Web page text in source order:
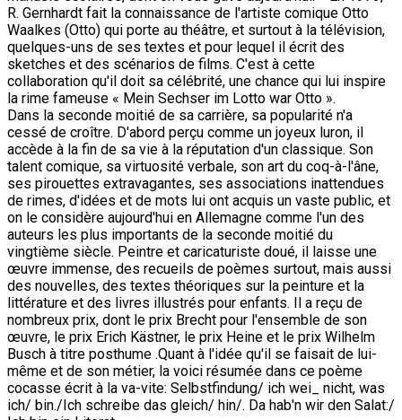
R. Gernhardt fait la connaissance de l'artiste comique Otto
Waalkes (Otto) qui porte au théâtre, et surtout à la télévision,
quelques-uns de ses textes et pour lequel il écrit des
sketches et des scénarios de films. C'est à cette
collaboration qu'il doit sa célébrité, une chance qui lui inspire
la rime fameuse « Mein Sechser im Lotto war Otto ».
Dans la seconde moitié de sa carrière, sa popularité n'a
cessé de croître. D'abord perçu comme un joyeux luron, il
accède à la fin de sa vie à la réputation d'un classique. Son
talent comique, sa virtuosité verbale, son art du coq-à-l'âne,
ses pirouettes extravagantes, ses associations inattendues
de rimes, d'idées et de mots lui ont acquis un vaste public, et
on le considère aujourd'hui en Allemagne comme l'un des
auteurs les plus importants de la seconde moitié du
vingtième siècle. Peintre et caricaturiste doué, il laisse une
œuvre immense, des recueils de poèmes surtout, mais aussi
des nouvelles, des textes théoriques sur la peinture et la
littérature et des livres illustrés pour enfants. Il a reçu de
nombreux prix, dont le prix Brecht pour l'ensemble de son
œuvre, le prix Erich Kästner, le prix Heine et le prix Wilhelm
Busch à titre posthume .Quant à l'idée qu'il se faisait de lui-
même et de son métier, la voici résumée dans ce poème
cocasse écrit à la va-vite: Selbstfindung/ ich wei_ nicht, was
ich/ bin./Ich schreibe das gleich/ hin/. Da hab'n wir den Salat:/